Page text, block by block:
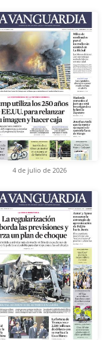
4 de julio de 2026